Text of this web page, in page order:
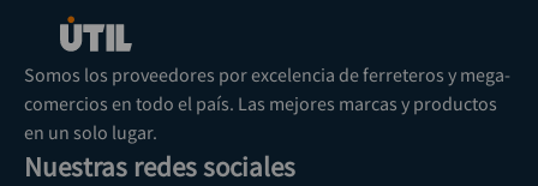
Somos los proveedores por excelencia de ferreteros y mega-
comercios en todo el país. Las mejores marcas y productos
en un solo lugar.
Nuestras redes sociales